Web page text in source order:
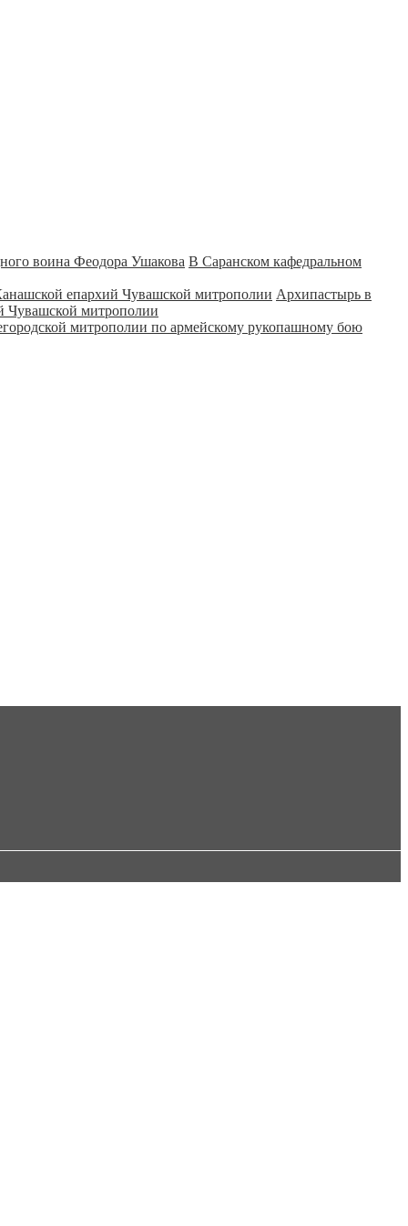
В Саранском кафедральном
Архипастырь в
Чувашской митрополии
митрополии по армейскому рукопашному бою